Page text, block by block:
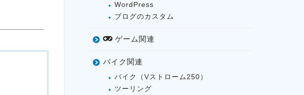
WordPress
ブログのカスタム
ゲーム関連
バイク関連
バイク（Vストローム250）
ツーリング